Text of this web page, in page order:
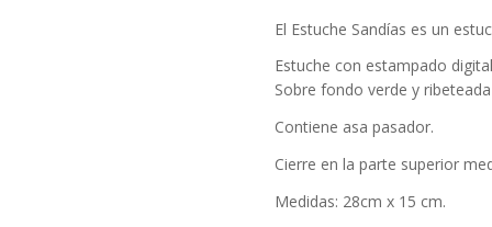
El Estuche Sandías es un
Estuche con estampado
Sobre fondo verde y
Contiene asa pasador.
Cierre en la parte superior
Medidas: 28cm x 15 cm.